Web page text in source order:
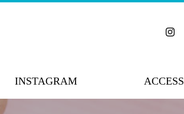
INSTAGRAM ACCESS